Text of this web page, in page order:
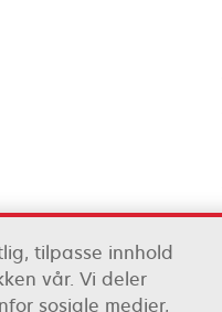
tilpasse innhold
vår. Vi deler
sosiale medier,